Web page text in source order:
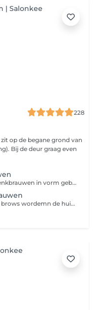
228
op de begane grond van
Bij de deur graag even
Bij deze behandeling worden de wenkbrauwen in vorm gebracht door te waxen, epileren en eventueel het trimmen van de haartjes. De styliste zal met jou bespreken wat je wensen zijn. Er wordt een wax gebruikt die zeer vriendelijk is voor de huid. Aan het einde van de behandeling wordt er ook een nabehandeling aangebracht om roodheid te voorkomen.
Wat zijn Hybrid brows? Met Hybrid brows wordemn de huid en de wenkbrauwharen geverfd en mooi gevormd. Het verschil met standaard verf is dat Hybrid verf veel langer zichtbaar blijft op de huid, namelijk 7 tot 10 dagen. Op de haartjes blijft het resultaat maar liefst tot 7 weken. Let op; de duur van de verf is altijd afhankelijk van de haartjes en je huidtype.